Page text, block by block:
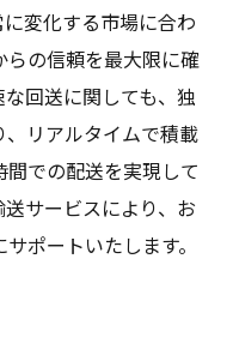
変化する市場に合わ
らの信頼を最大限に確
回送に関しても、独
、リアルタイムで積載
での配送を実現して
サービスにより、お
ポートいたします。